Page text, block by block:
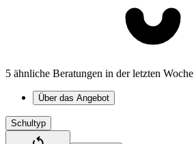
5 ähnliche Beratungen in der letzten Woche
Über das Angebot
Schultyp